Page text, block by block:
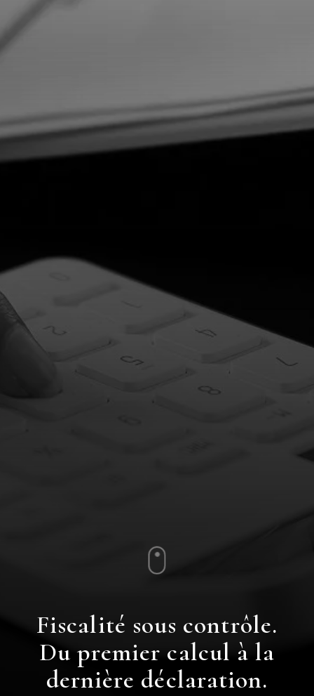
Fiscalité sous contrôle.
Du premier calcul à la
dernière déclaration.